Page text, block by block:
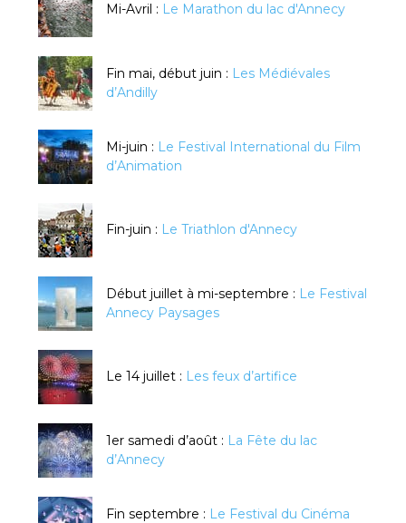
Mi-Avril : Le Marathon du lac d'Annecy
Fin mai, début juin : Les Médiévales
d’Andilly
Mi-juin : Le Festival International du Film
d’Animation
Fin-juin : Le Triathlon d'Annecy
Début juillet à mi-septembre : Le Festival
Annecy Paysages
Le 14 juillet : Les feux d’artifice
1er samedi d’août : La Fête du lac
d’Annecy
Fin septembre : Le Festival du Cinéma